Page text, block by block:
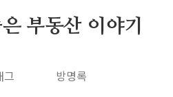
부동산 이야기
그 방명록